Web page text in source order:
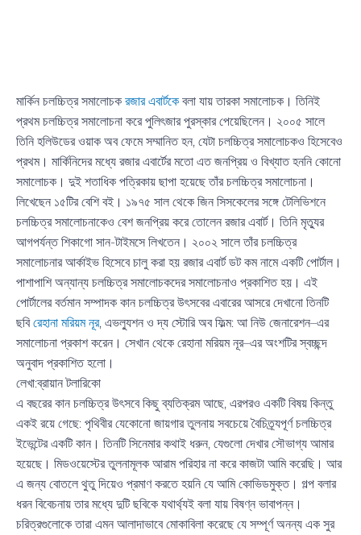
মার্কিন চলচ্চিত্র সমালোচক রজার এবার্টকে বলা যায় তারকা সমালোচক। তিনিই
প্রথম চলচ্চিত্র সমালোচনা করে পুলিৎজার পুরস্কার পেয়েছিলেন। ২০০৫ সালে
তিনি হলিউডের ওয়াক অব ফেমে সম্মানিত হন, যেটা চলচ্চিত্র সমালোচকও হিসেবেও
প্রথম। মার্কিনিদের মধ্যে রজার এবার্টের মতো এত জনপ্রিয় ও বিখ্যাত হননি কোনো
সমালোচক। দুই শতাধিক পত্রিকায় ছাপা হয়েছে তাঁর চলচ্চিত্র সমালোচনা।
লিখেছেন ১৫টির বেশি বই। ১৯৭৫ সাল থেকে জিন সিসকেলের সঙ্গে টেলিভিশনে
চলচ্চিত্র সমালোচনাকেও বেশ জনপ্রিয় করে তোলেন রজার এবার্ট। তিনি মৃত্যুর
আগপর্যন্ত শিকাগো সান-টাইমসে লিখতেন। ২০০২ সালে তাঁর চলচ্চিত্র
সমালোচনার আর্কাইভ হিসেবে চালু করা হয় রজার এবার্ট ডট কম নামে একটি পোর্টাল।
পাশাপাশি অন্যান্য চলচ্চিত্র সমালোচকদের সমালোচনাও প্রকাশিত হয়। এই
পোর্টালের বর্তমান সম্পাদক কান চলচ্চিত্র উৎসবের এবারের আসরে দেখানো তিনটি
ছবিরেহানা মরিয়ম নূর, এভল্যুশন ও দ্য স্টোরি অব ফিল্ম: আ নিউ জেনারেশন–এর
সমালোচনা প্রকাশ করেন। সেখান থেকে রেহানা মরিয়ম নূর–এর অংশটির স্বচ্ছন্দ
অনুবাদ প্রকাশিত হলো।
লেখা:ব্রায়ান টলারিকো
এ বছরের কান চলচ্চিত্র উৎসবে কিছু ব্যতিক্রম আছে, এরপরও একটি বিষয় কিন্তু
একই রয়ে গেছে: পৃথিবীর যেকোনো জায়গার তুলনায় সবচেয়ে বৈচিত্র্যপূর্ণ চলচ্চিত্র
ইভেন্টের একটি কান। তিনটি সিনেমার কথাই ধরুন, যেগুলো দেখার সৌভাগ্য আমার
হয়েছে। মিডওয়েস্টের তুলনামূলক আরাম পরিহার না করে কাজটা আমি করেছি। আর
এ জন্য বোতলে থুতু দিয়েও প্রমাণ করতে হয়নি যে আমি কোভিডমুক্ত। গল্প বলার
ধরন বিবেচনায় তার মধ্যে দুটি ছবিকে যথার্থ্যই বলা যায় বিষণ্ন ভাবাপন্ন।
চরিত্রগুলোকে তারা এমন আলাদাভাবে মোকাবিলা করেছে যে সম্পূর্ণ অনন্য এক সুর